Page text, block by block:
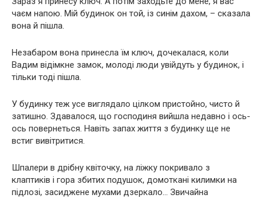
чаєм напою. Мій будинок он той, із синім дахом, – сказала
вона й пішла.
Незабаром вона принесла їм ключ, дочекалася, коли
Вадим відімкне замок, молоді люди увійдуть у будинок, і
тільки тоді пішла.
У будинку теж усе виглядало цілком пристойно, чисто й
затишно. Здавалося, що господиня вийшла недавно і ось-
ось повернеться. Навіть запах життя з будинку ще не
встиг вивітритися.
Шпалери в дрібну квіточку, на ліжку покривало з
клаптиків і гора збитих подушок, домоткані килимки на
підлозі, засиджене мухами дзеркало… Звичайна